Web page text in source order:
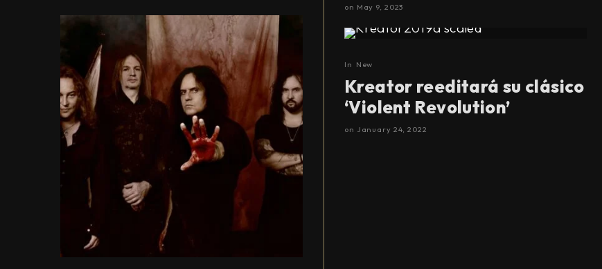
on May 9, 2023
In New
Kreator reeditará su clásico
‘Violent Revolution’
on January 24, 2022